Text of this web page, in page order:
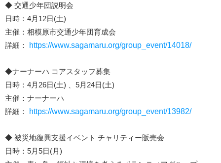
◆ 交通少年団説明会
日時：4月12日(土)
主催：相模原市交通少年団育成会
詳細：
https://www.sagamaru.org/group_event/14018/
◆ナーナーハ コアスタッフ募集
日時：4月26日(土) 、5月24日(土)
主催：ナーナーハ
詳細：
https://www.sagamaru.org/group_event/13982/
◆ 被災地復興支援イベント チャリティー販売会
日時：5月5日(月)